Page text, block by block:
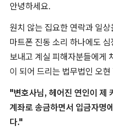
안녕하세요.
원치 않는 집요한 연락과 일
마트폰 진동 소리 하나에도
보내고 계실 피해자분들에게
이 되어 드리는 법무법인 오
"변호사님, 헤어진 연인이 제
계좌로 송금하면서 입금자명
다."